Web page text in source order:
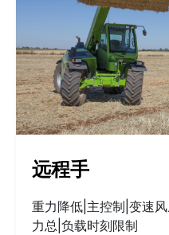
远程手
重力降低|主控制|变速
力总|负载时刻限制